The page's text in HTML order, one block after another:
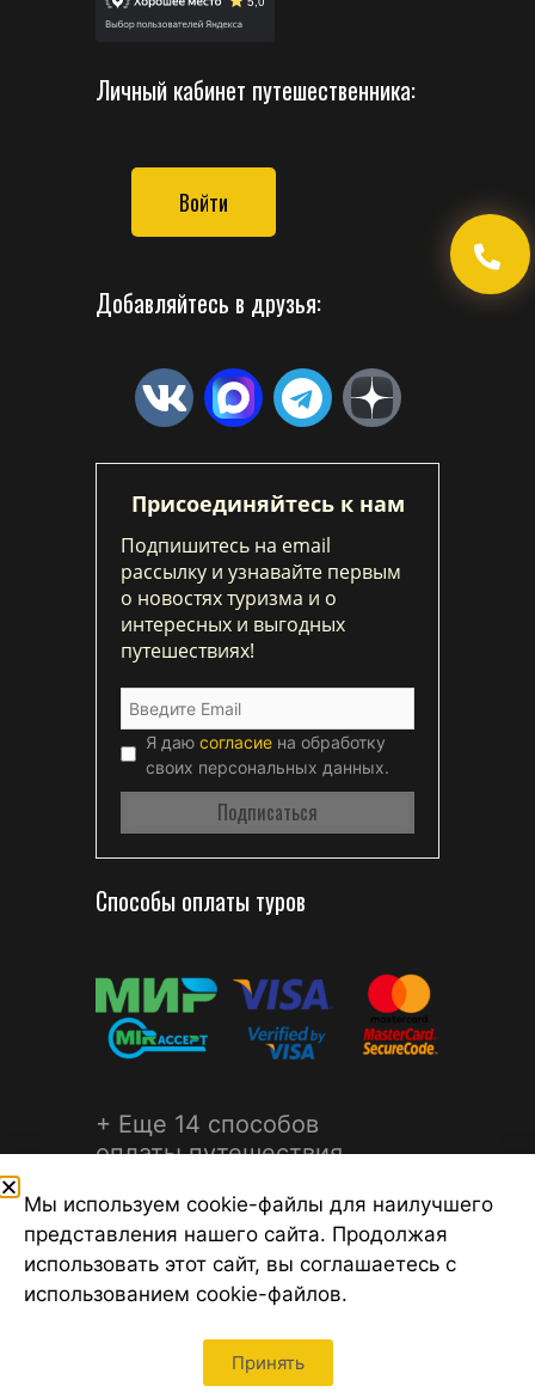
Личный кабинет путешественника:
Войти
Добавляйтесь в друзья:
Присоединяйтесь к нам
Подпишитесь на email
рассылку и узнавайте первым
о новостях туризма и о
интересных и выгодных
путешествиях!
Я даю согласие на обработку
своих персональных данных.
Способы оплаты туров
+ Еще 14 способов
оплаты путешествия
©2026 Турагентство Турсфера - Поиск туров от надежных
Мы используем cookie-файлы для наилучшего
представления нашего сайта. Продолжая
использовать этот сайт, вы соглашаетесь с
использованием cookie-файлов.
Принять